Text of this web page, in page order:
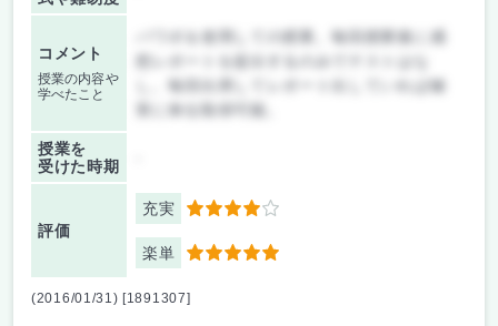
コメント
授業の内容や
学べたこと
パワポを使用しての授業。毎回授業後に感
し。毎回出席してレポート出していれば確
授業を
受けた時期
評価
充実 4
楽単 5
(2016/01/31) [1891307]